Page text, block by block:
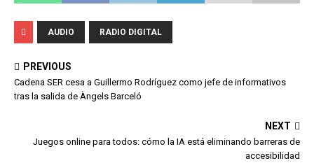
AUDIO RADIO DIGITAL
PREVIOUS
Cadena SER cesa a Guillermo Rodríguez como jefe de informativos
tras la salida de Àngels Barceló
NEXT
Juegos online para todos: cómo la IA está eliminando barreras de
accesibilidad